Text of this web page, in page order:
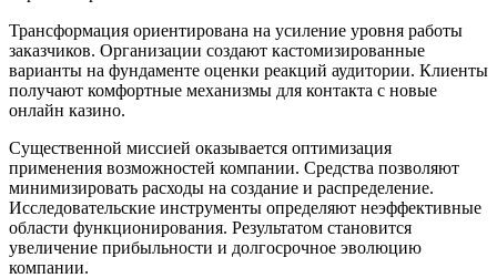
Трансформация ориентирована на усиление уровня работы
заказчиков. Организации создают кастомизированные
варианты на фундаменте оценки реакций аудитории. Клиенты
получают комфортные механизмы для контакта с новые
онлайн казино.
Существенной миссией оказывается оптимизация
применения возможностей компании. Средства позволяют
минимизировать расходы на создание и распределение.
Исследовательские инструменты определяют неэффективные
области функционирования. Результатом становится
увеличение прибыльности и долгосрочное эволюцию
компании.